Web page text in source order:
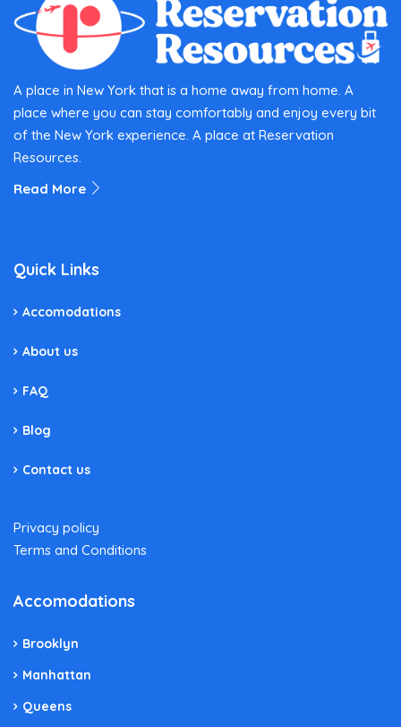
A place in New York that is a home away from home. A
place where you can stay comfortably and enjoy every bit
of the New York experience. A place at Reservation
Resources.
Read More
Quick Links
Accomodations
About us
FAQ
Blog
Contact us
Privacy policy
Terms and Conditions
Accomodations
Brooklyn
Manhattan
Queens